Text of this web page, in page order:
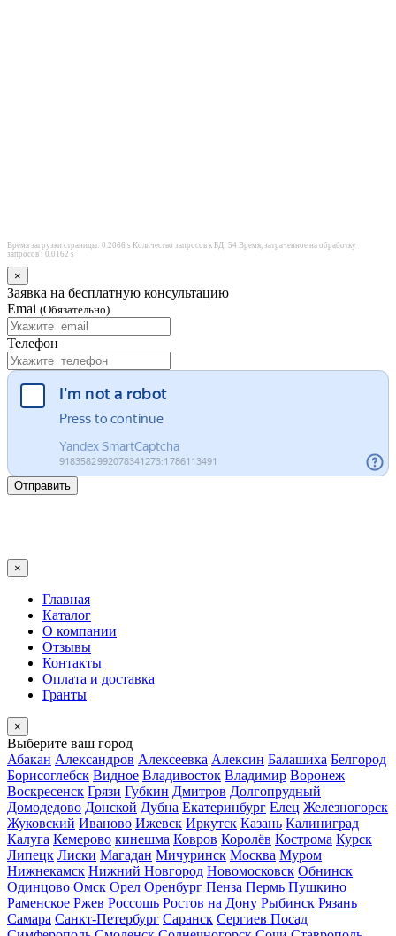
Время загрузки страницы: 0.2066 s Количество запросов к БД: 54 Время, затраченное на обработку
запросов : 0.0162 s
×
Заявка на бесплатную консультацию
Emai (Обязательно)
Телефон
Отправить
×
Главная
Каталог
О компании
Отзывы
Контакты
Оплата и доставка
Гранты
×
Выберите ваш город
Абакан Александров Алексеевка Алексин Балашиха Белгород
Борисоглебск Видное Владивосток Владимир Воронеж
Воскресенск Грязи Губкин Дмитров Долгопрудный
Домодедово Донской Дубна Екатеринбург Елец Железногорск
Жуковский Иваново Ижевск Иркутск Казань Калиниград
Калуга Кемерово кинешма Ковров Королёв Кострома Курск
Липецк Лиски Магадан Мичуринск Москва Муром
Нижнекамск Нижний Новгород Новомосковск Обнинск
Одинцово Омск Орел Оренбург Пенза Пермь Пушкино
Раменское Ржев Россошь Ростов на Дону Рыбинск Рязань
Самара Санкт-Петербург Саранск Сергиев Посад